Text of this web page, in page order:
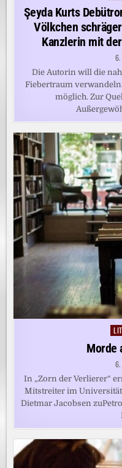
Şeyda Kurts
Völkchen
Kanzlerin mit
6.
Die Autorin will die
Fiebertraum
möglich. Zur
in
Morde
6.
In „Zorn der Verlierer“
Mitstreiter im
Dietmar Jacobsen